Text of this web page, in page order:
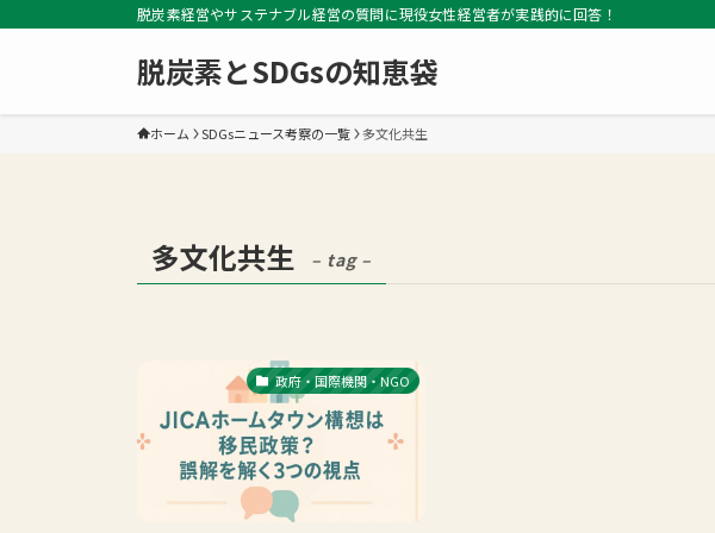
脱炭素経営やサステナブル経営の質問に現役女性経営者が実践的に回答！
脱炭素とSDGsの知恵袋
ホーム SDGsニュース考察の一覧 多文化共生
多文化共生 – tag –
政府・国際機関・NGO